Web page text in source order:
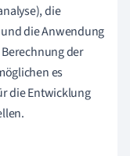
die
und die Anwendung
der
es
die Entwicklung